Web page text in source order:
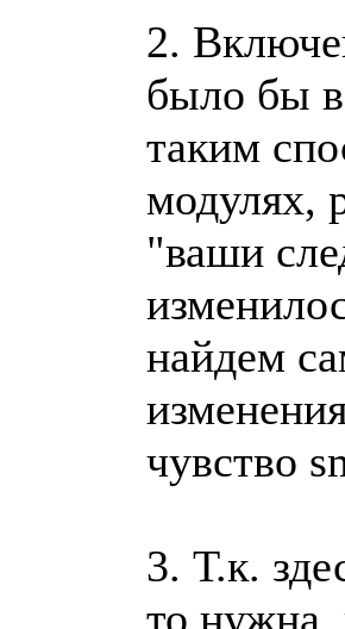
2.
было бы
таким
модулях,
"ваши
найдем
чувство
3. Т.к.
то нужна,